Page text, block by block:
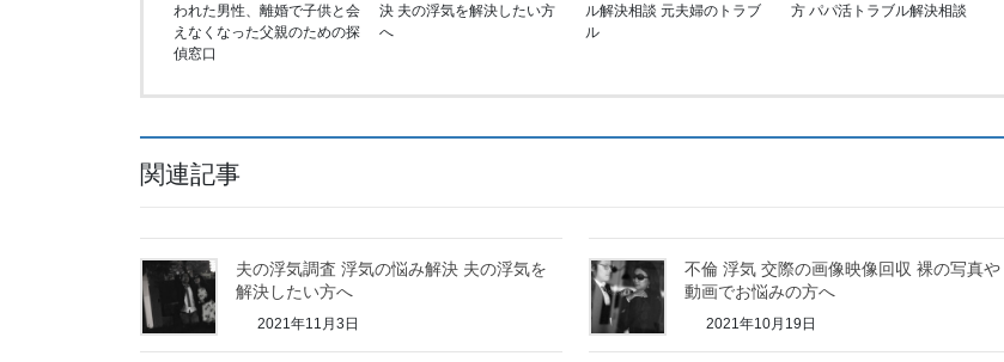
われた男性、離婚で子供と会
えなくなった父親のための探
偵窓口
決 夫の浮気を解決したい方
へ
ル解決相談 元夫婦のトラブ
ル
方 パパ活トラブル解決相談
関連記事
夫の浮気調査 浮気の悩み解決 夫の浮気を
解決したい方へ
2021年11月3日
不倫 浮気 交際の画像映像回収 裸の写真や
動画でお悩みの方へ
2021年10月19日